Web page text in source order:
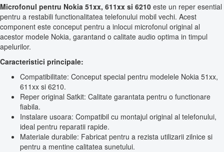
Microfonul pentru Nokia 51xx, 611xx si 6210 este un reper esential
pentru a restabili functionalitatea telefonului mobil vechi. Acest
component este conceput pentru a inlocui microfonul original al
acestor modele Nokia, garantand o calitate audio optima in timpul
apelurilor.
Caracteristici principale:
Compatibilitate: Conceput special pentru modelele Nokia 51xx,
611xx si 6210.
Reper original Satkit: Calitate garantata pentru o functionare
fiabila.
Instalare usoara: Compatibil cu montajul original al telefonului,
ideal pentru reparatii rapide.
Materiale durabile: Fabricat pentru a rezista utilizarii zilnice si
pentru a mentine calitatea sunetului.